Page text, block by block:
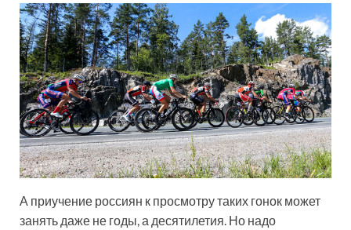
А приучение россиян к просмотру таких гонок может
занять даже не годы, а десятилетия. Но надо